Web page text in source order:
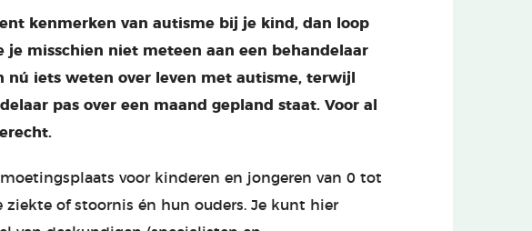
kenmerken van autisme bij je kind, dan loop
je misschien niet meteen aan een behandelaar
iets weten over leven met autisme, terwijl
pas over een maand gepland staat. Voor al
voor kinderen en jongeren van 0 tot
ziekte of stoornis én hun ouders. Je kunt hier